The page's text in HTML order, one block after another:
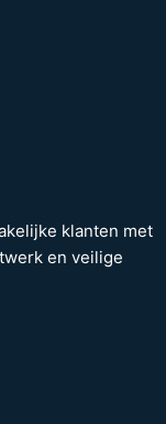
klanten met
en veilige